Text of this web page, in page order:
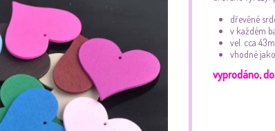
dřevěné
v každém
vel. cca
vhodné
vyprodáno,